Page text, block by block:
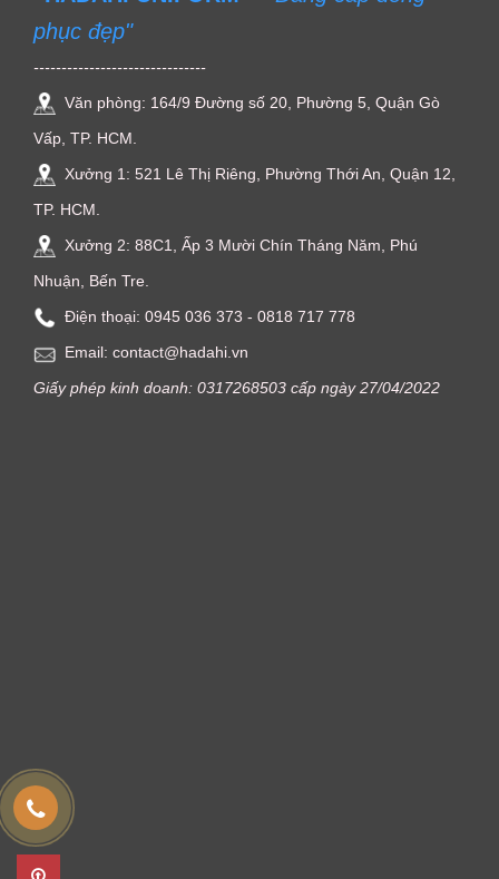
phục đẹp"
-------------------------------
Văn phòng: 164/9 Đường số 20, Phường 5, Quận Gò
Vấp, TP. HCM.
Xưởng 1: 521 Lê Thị Riêng, Phường Thới An, Quận 12,
TP. HCM.
Xưởng 2: 88C1, Ấp 3 Mười Chín Tháng Năm, Phú
Nhuận, Bến Tre.
Điện thoại: ‭0945 036 373‬ - 0818 717 778
Email: contact@hadahi.vn
Giấy phép kinh doanh: 0317268503 cấp ngày 27/04/2022